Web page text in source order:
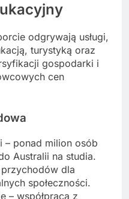
odgrywają usługi,
turystyką oraz
gospodarki i
cen
– ponad milion osób
Australii na studia.
dla
społeczności.
– współpraca z